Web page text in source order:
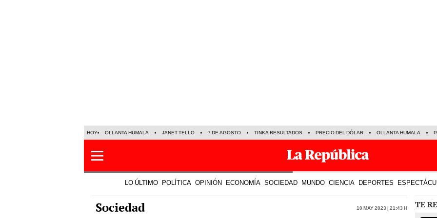
PRECIO DEL DÓLAR
LO ÚLTIMO POLÍTICA OPINIÓN ECONOMÍA SOCIEDAD MUNDO CIENCIA DEPORTES
Sociedad TE